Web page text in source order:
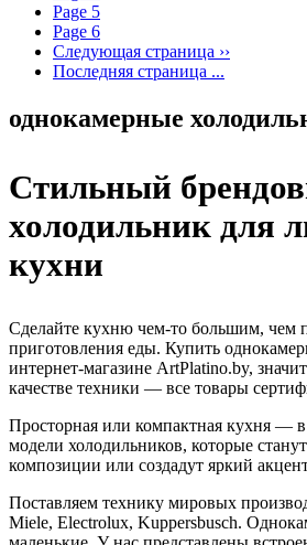
Page 5
Page 6
Следующая страница ››
Последняя страница ...
однокамерные
Стильный
холодильник для
кухни
Сделайте кухню чем-то большим, чем
приготовления еды. Купить
интернет-магазине ArtPlatino.by,
качестве техники — все товары
Просторная или компактная кухня — в
модели холодильников, которые
композиции или создадут яркий
Поставляем технику мировых
Miele, Electrolux, Kuppersbusch.